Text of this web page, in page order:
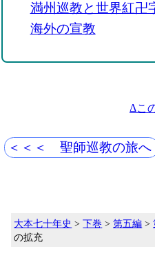
満州巡教と世界紅卍
海外の宣教
Δこ
＜＜＜ 聖師巡教の旅へ
大本七十年史 >下巻 >第五編 >
の拡充